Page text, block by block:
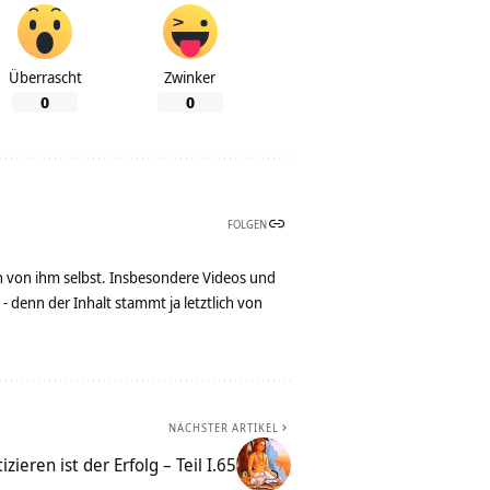
Überrascht
0
Zwinker
0
FOLGEN
ihm selbst. Insbesondere Videos und
denn der Inhalt stammt ja letztlich von
NÄCHSTER ARTIKEL
ist der Erfolg – Teil I.65